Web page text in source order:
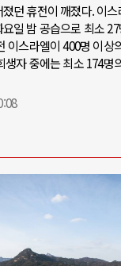
던 휴전이 깨졌다. 이
일 밤 공습으로 최소
이스라엘이 400명 이상
생자 중에는 최소 174명